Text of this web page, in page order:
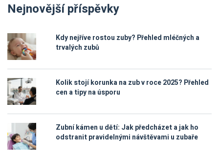
Nejnovější příspěvky
Kdy nejříve rostou zuby? Přehled mléčných a
trvalých zubů
Kolik stojí korunka na zub v roce 2025? Přehled
cen a tipy na úsporu
Zubní kámen u dětí: Jak předcházet a jak ho
odstranit pravidelnými návštěvami u zubaře